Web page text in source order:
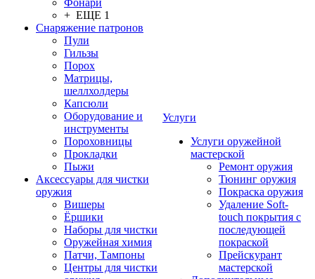
Фонари
+ ЕЩЕ 1
Снаряжение патронов
Пули
Гильзы
Порох
Матрицы,
шеллхолдеры
Капсюли
Оборудование и
инструменты
Пороховницы
Прокладки
Пыжи
Аксессуары для чистки
оружия
Вишеры
Ёршики
Наборы для чистки
Оружейная химия
Патчи, Тампоны
Центры для чистки
Услуги
Услуги оружейной
мастерской
Ремонт оружия
Тюнинг оружия
Покраска оружия
Удаление Soft-
touch покрытия с
последующей
покраской
Прейскурант
мастерской